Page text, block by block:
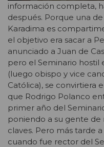
información completa,
después. Porque una
Karadima es
el objetivo era sacar a
anunciado a Juan de
pero el Seminario hostil
(luego obispo y vice
Católica), se convirtiera
que Rodrigo Polanco
primer año del
poniendo a su gente
claves. Pero más tarde
cuando fue rector del